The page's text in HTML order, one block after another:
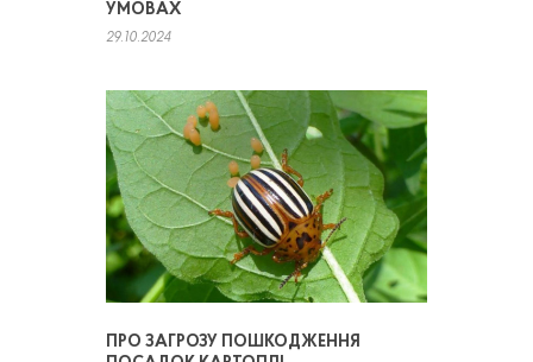
УМОВАХ
29.10.2024
ПРО ЗАГРОЗУ ПОШКОДЖЕННЯ